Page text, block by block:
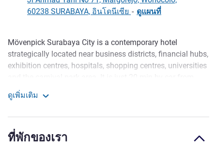
60238 SURABAYA, อินโดนีเซีย - ดูแผนที่
รายละเอียด
Mövenpick Surabaya City is a contemporary hotel
strategically located near business districts, financial hubs,
exhibition centres, hospitals, shopping centres, universities
Juanda International Airport and 30 min from Surabaya
Zoo. The hotel offers 243 rooms and suites from Superior
lounge.
ดูเพิ่มเติม
ที่พักของเรา